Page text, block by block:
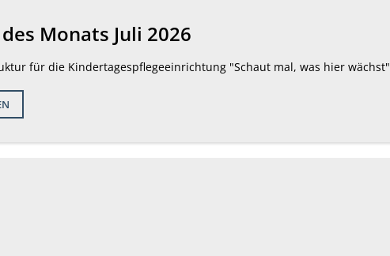
Monats Juli 2026
für die Kindertagespflegeeinrichtung "Schaut mal, was hier wächst"